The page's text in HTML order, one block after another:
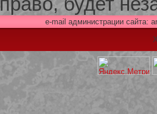
e-mail администрации сайта: